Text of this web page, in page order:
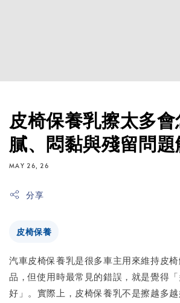
皮椅保養乳擦太多
膩、悶黏與殘留問
MAY 26, 26
分享
皮椅保養
汽車皮椅保養乳是很多車主用來維持皮
品，但使用時最常見的錯誤，就是覺得
好」。實際上，皮椅保養乳不是擦越多